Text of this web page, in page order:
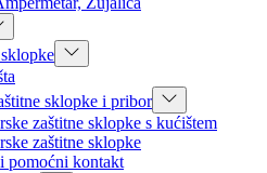
sklopke i pribor
zaštitne sklopke s kućištem
zaštitne sklopke
pomoćni kontakt